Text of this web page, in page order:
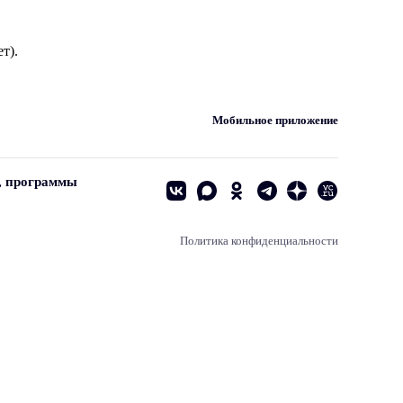
Мобильное приложение
программы
Политика конфиденциальности